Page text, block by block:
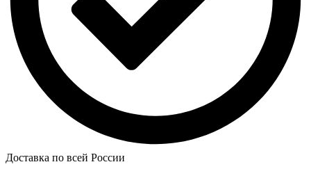
Доставка по всей России